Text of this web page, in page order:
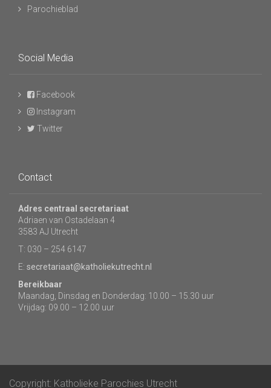
Parochieblad
Social Media
Facebook
Instagram
Twitter
Contact
Adres centraal secretariaat
Adriaen van Ostadelaan 4
3583 AJ Utrecht
T: 030 – 254 6147
E: secretariaat@katholiekutrecht.nl
Bereikbaar
Maandag, Dinsdag en Donderdag: 10.00 – 15.30 uur
Vrijdag: 09.00 – 12.00 uur
Copyright: Katholieke Parochies Utrecht